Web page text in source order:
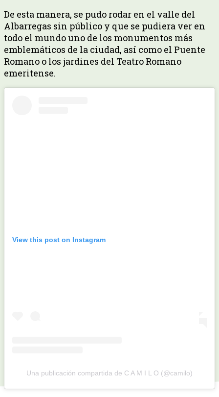
De esta manera, se pudo rodar en el valle del
Albarregas sin público y que se pudiera ver en
todo el mundo uno de los monumentos más
emblemáticos de la ciudad, así como el Puente
Romano o los jardines del Teatro Romano
emeritense.
View this post on Instagram
Una publicación compartida de C A M I L O (@camilo)